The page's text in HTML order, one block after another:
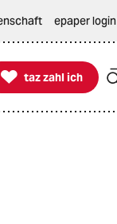
epaper login

taz zahl ich
taz zahl ich